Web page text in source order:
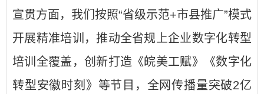
宣贯方面，我们按照“省级示范+市县推广”模式
开展精准培训，推动全省规上企业数字化转型
培训全覆盖，创新打造《皖美工赋》《数字化
转型安徽时刻》等节目，全网传播量突破2亿